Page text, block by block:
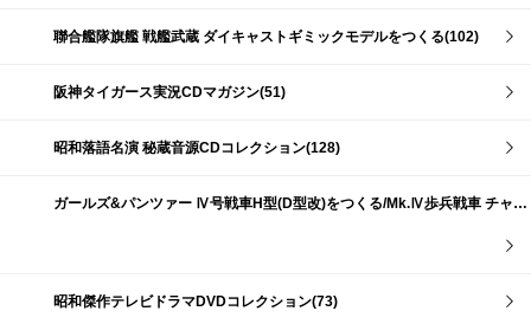
聯合艦隊旗艦 戦艦武蔵 ダイキャストギミックモデルをつくる(102)
阪神タイガース実況CDマガジン(51)
昭和落語名演 秘蔵音源CDコレクション(128)
ガールズ&パンツァー Ⅳ号戦車H型(D型改)をつくる/Mk.Ⅳ歩兵戦車 チャーチルMk.Ⅶをつくる(191)
昭和傑作テレビドラマDVDコレクション(73)